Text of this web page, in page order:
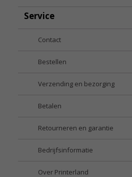
Service
Contact
Bestellen
Verzending en bezorging
Betalen
Retourneren en garantie
Bedrijfsinformatie
Over Printerland